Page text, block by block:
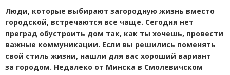
Люди, которые выбирают загородную жизнь вместо
городской, встречаются все чаще. Сегодня нет
преград обустроить дом так, как ты хочешь, провести
важные коммуникации. Если вы решились поменять
свой стиль жизни, нашли для вас хороший вариант
за городом. Недалеко от Минска в Смолевичском